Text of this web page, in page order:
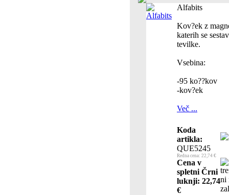
Alfabits
Kov?ek z
katerih se
tevilke.
Vsebina:
-95 ko??kov
-kov?ek
Več ...
Koda
artikla:
QUE5245
Redna cena: 22,74 €
Cena v
spletni Črni
luknji: 22,74
€